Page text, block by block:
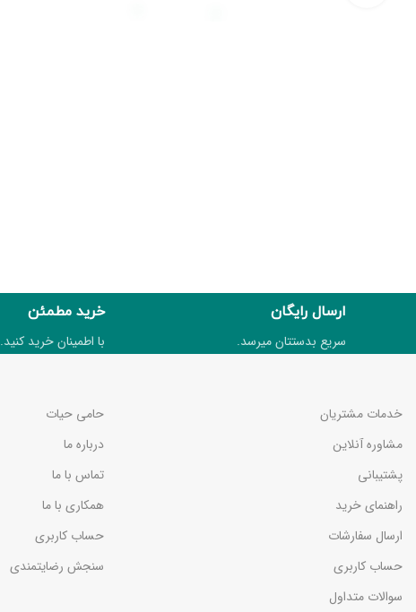
ارسال رایگان
سریع بدستتان میرسد.
خرید مطمئن
با اطمینان خرید کنید.
خدمات مشتریان
مشاوره آنلاین
پشتیبانی
راهنمای خرید
ارسال سفارشات
حساب کاربری
سوالات متداول
حامی حیات
درباره ما
تماس با ما
همکاری با ما
حساب کاربری
سنجش رضایتمندی